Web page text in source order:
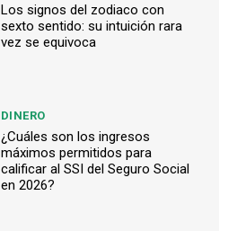
Los signos del zodiaco con
sexto sentido: su intuición rara
vez se equivoca
DINERO
¿Cuáles son los ingresos
máximos permitidos para
calificar al SSI del Seguro Social
en 2026?